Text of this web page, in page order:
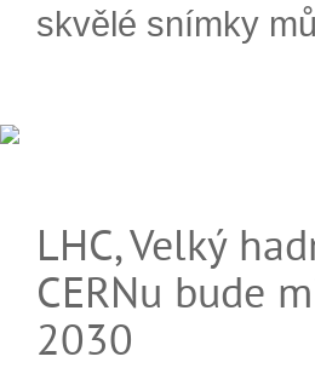
skvělé snímky
LHC, Velký
CERNu bude
2030